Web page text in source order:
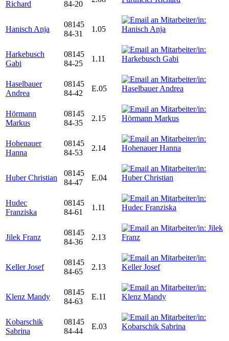
Richard
84-20
Hanisch Anja
08145
84-31
1.05
Harkebusch
Gabi
08145
84-25
1.11
Haselbauer
Andrea
08145
84-42
E.05
Hörmann
Markus
08145
84-35
2.15
Hohenauer
Hanna
08145
84-53
2.14
Huber Christian
08145
84-47
E.04
Hudec
Franziska
08145
84-61
1.11
Jilek Franz
08145
84-36
2.13
Keller Josef
08145
84-65
2.13
Klenz Mandy
08145
84-63
E.11
Kobarschik
Sabrina
08145
84-44
E.03